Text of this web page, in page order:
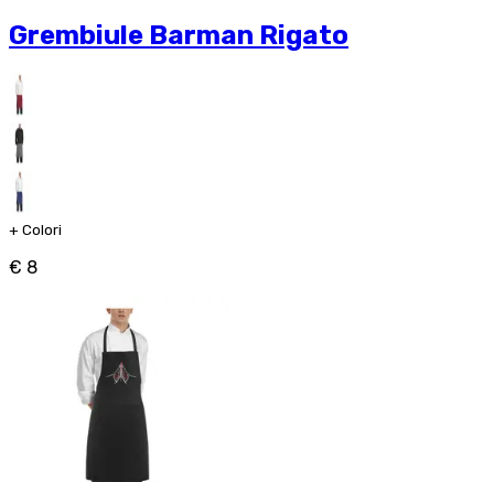
Grembiule Barman Rigato
+ Colori
€ 8